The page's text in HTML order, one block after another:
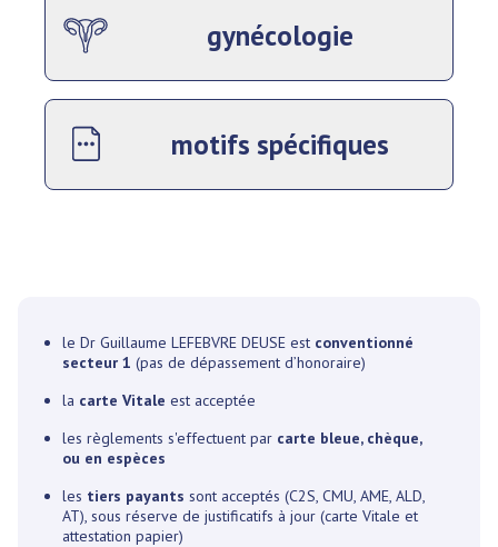
gynécologie
motifs spécifiques
le Dr Guillaume LEFEBVRE DEUSE est conventionné
secteur 1 (pas de dépassement d’honoraire)
la carte Vitale est acceptée
les règlements s'effectuent par carte bleue, chèque,
ou en espèces
les tiers payants sont acceptés (C2S, CMU, AME, ALD,
AT), sous réserve de justificatifs à jour (carte Vitale et
attestation papier)